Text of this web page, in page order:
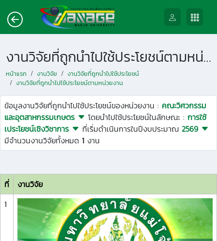
งานวิจัยที่ถูกนำไปใช้ประโยชน์ตามหน่วยงาน
หน้าแรก งานวิจัย
งานวิจัยที่ถูกนำไปใช้ประโยชน์
งานวิจัยที่ถูกนำไปใช้ประโยชน์ตามหน่วยงาน
ข้อมูลงานวิจัยที่ถูกนำไปใช้ประโยชน์ของหน่วยงาน : คณะวิศวกรรม
และอุตสาหกรรมเกษตร
โดยนำไปใช้ประโยชน์ในลักษณะ : การใช้
เประโยชน์เชิงวิชาการ
ที่เริ่มดำเนินการในปีงบประมาณ 2569
มีจำนวนงานวิจัยทั้งหมด 1 งาน
ที่
งานวิจัย
1